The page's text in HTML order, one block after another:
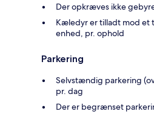
Der opkræves ikke
Kæledyr er tilladt mod et
enhed, pr. ophold
Parkering
Selvstændig parkering
pr. dag
Der er begrænset